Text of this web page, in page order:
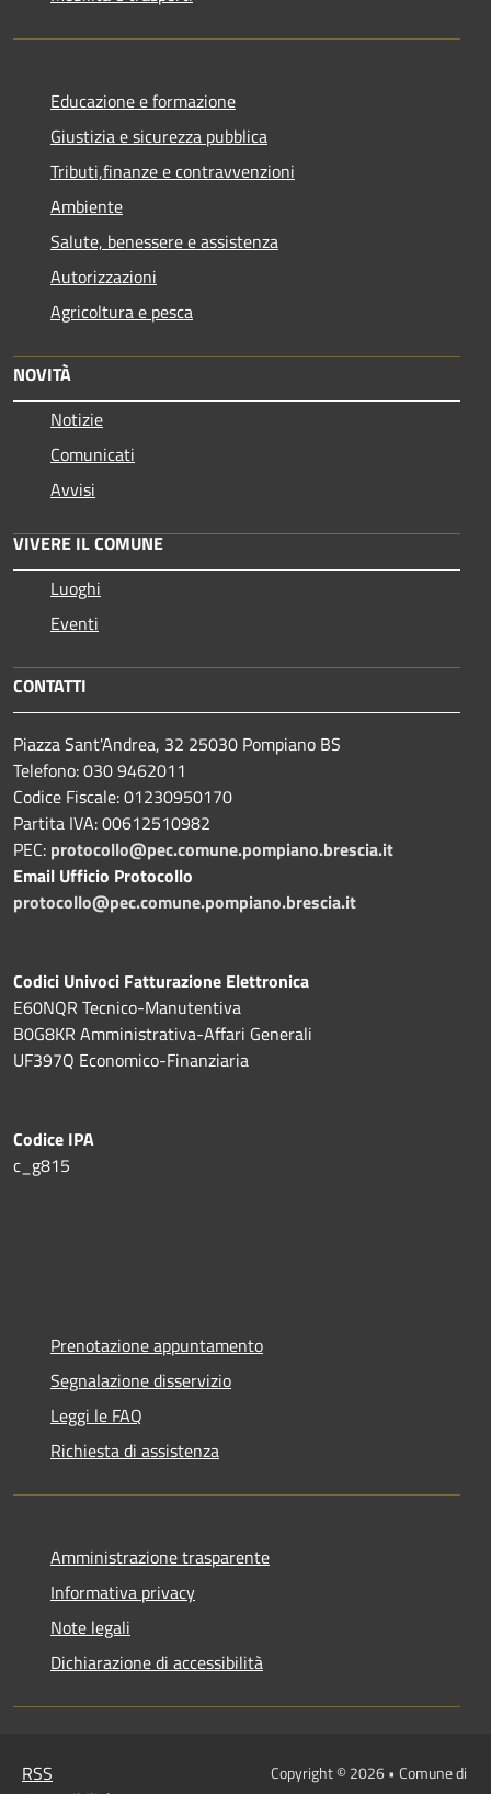
Educazione e formazione
Giustizia e sicurezza pubblica
Tributi,finanze e contravvenzioni
Ambiente
Salute, benessere e assistenza
Autorizzazioni
Agricoltura e pesca
NOVITÀ
Notizie
Comunicati
Avvisi
VIVERE IL COMUNE
Luoghi
Eventi
CONTATTI
Piazza Sant'Andrea, 32 25030 Pompiano BS
Telefono: 030 9462011
Codice Fiscale: 01230950170
Partita IVA: 00612510982
PEC: protocollo@pec.comune.pompiano.brescia.it
Email Ufficio Protocollo
protocollo@pec.comune.pompiano.brescia.it
Codici Univoci Fatturazione Elettronica
E60NQR Tecnico-Manutentiva
B0G8KR Amministrativa-Affari Generali
UF397Q Economico-Finanziaria
Codice IPA
c_g815
Prenotazione appuntamento
Segnalazione disservizio
Leggi le FAQ
Richiesta di assistenza
Amministrazione trasparente
Informativa privacy
Note legali
Dichiarazione di accessibilità
RSS
Copyright © 2026 • Comune di